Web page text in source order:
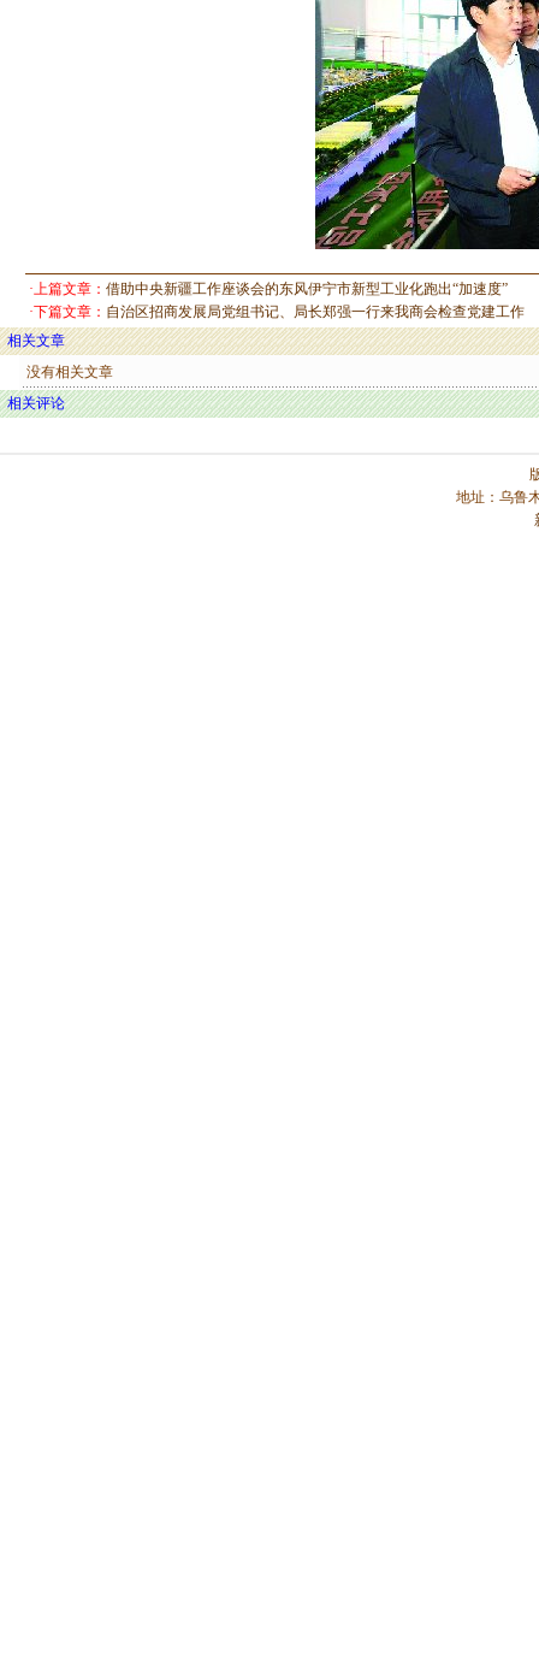
·上篇文章： 借助中央新疆工作座谈会的东风伊宁市新型工业化跑出“加速度”
·下篇文章： 自治区招商发展局党组书记、局长郑强一行来我商会检查党建工作
相关文章
没有相关文章
相关评论
地址：乌鲁